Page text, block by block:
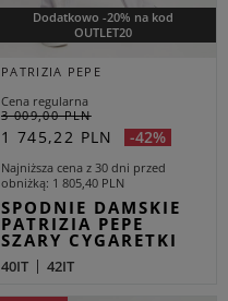
Dodatkowo -20% na kod
OUTLET20
PATRIZIA PEPE
Cena regularna
3 009,00 PLN
1 745,22 PLN -42%
Najniższa cena z 30 dni przed
obniżką 1 805,40 PLN
SPODNIE DAMSKIE
PATRIZIA PEPE
SZARY CYGARETKI
40IT 42IT